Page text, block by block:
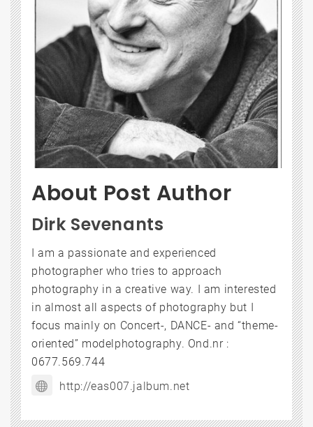
About Post Author
Dirk Sevenants
I am a passionate and experienced
photographer who tries to approach
photography in a creative way. I am interested
in almost all aspects of photography but I
focus mainly on Concert-, DANCE- and “theme-
oriented” modelphotography. Ond.nr :
0677.569.744
http://eas007.jalbum.net